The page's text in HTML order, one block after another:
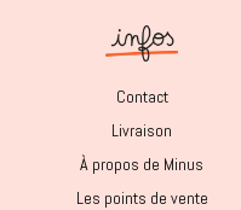
Contact
Livraison
À propos de Minus
Les points de vente